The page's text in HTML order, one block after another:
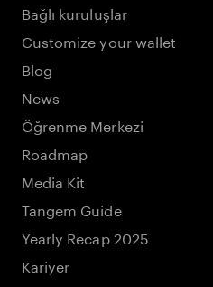
Bağlı kuruluşlar
Customize your wallet
Blog
News
Öğrenme Merkezi
Roadmap
Media Kit
Tangem Guide
Yearly Recap 2025
Kariyer